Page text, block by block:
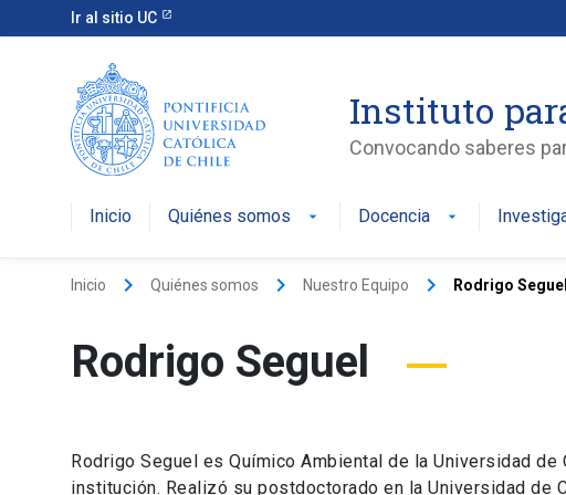
Ir al sitio UC
Instituto
Convocando saberes
Inicio Quiénes somos arrow_drop_down Docencia arrow_drop_down
Inicio keyboard_arrow_right Quiénes somos keyboard_arrow_right Nuestro Equipo keyboard_arrow_right Rodrigo Seguel
Rodrigo Seguel
Rodrigo Seguel es Químico Ambiental de la Universidad
institución. Realizó su postdoctorado en la Universidad de